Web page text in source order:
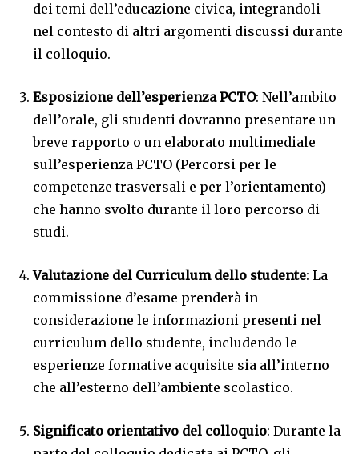
dei temi dell’educazione civica, integrandoli
nel contesto di altri argomenti discussi durante
il colloquio.
Esposizione dell’esperienza PCTO: Nell’ambito
dell’orale, gli studenti dovranno presentare un
breve rapporto o un elaborato multimediale
sull’esperienza PCTO (Percorsi per le
competenze trasversali e per l’orientamento)
che hanno svolto durante il loro percorso di
studi.
Valutazione del Curriculum dello studente: La
commissione d’esame prenderà in
considerazione le informazioni presenti nel
curriculum dello studente, includendo le
esperienze formative acquisite sia all’interno
che all’esterno dell’ambiente scolastico.
Significato orientativo del colloquio: Durante la